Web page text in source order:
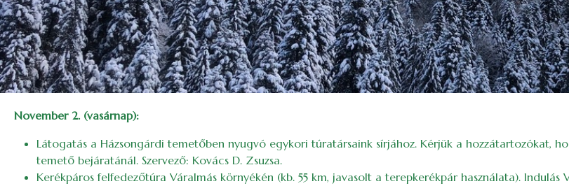
November 2. (vasárnap):
Látogatás a Házsongárdi temetőben nyugvó egykori túratársaink sírjához. Kérjük a hozzátartozókat,
temető bejáratánál. Szervező: Kovács D. Zsuzsa.
Kerékpáros felfedezőtúra Váralmás környékén (kb. 55 km, javasolt a terepkerékpár használata).